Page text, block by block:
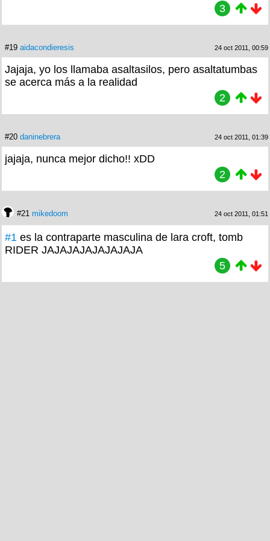
3
#19 aidacondieresis 24 oct 2011, 00:59
Jajaja, yo los llamaba asaltasilos, pero asaltatumbas
se acerca más a la realidad
2
#20 daninebrera 24 oct 2011, 01:39
jajaja, nunca mejor dicho!! xDD
2
#21 mikedoom 24 oct 2011, 01:51
#1 es la contraparte masculina de lara croft, tomb
RIDER JAJAJAJAJAJAJAJA
5